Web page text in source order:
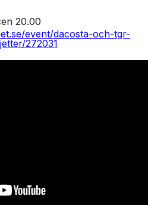
20.00
se/event/dacosta-och-tgr-
272031